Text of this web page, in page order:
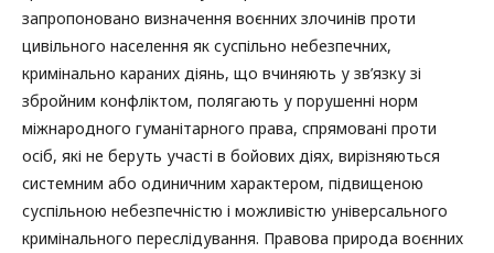
запропоновано визначення воєнних злочинів проти
цивільного населення як суспільно небезпечних,
кримінально караних діянь, що вчиняють у зв’язку зі
збройним конфліктом, полягають у порушенні норм
міжнародного гуманітарного права, спрямовані проти
осіб, які не беруть участі в бойових діях, вирізняються
системним або одиничним характером, підвищеною
суспільною небезпечністю і можливістю універсального
кримінального переслідування. Правова природа воєнних